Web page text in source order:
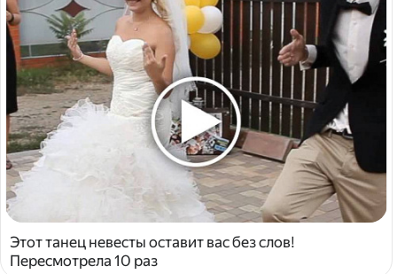
Этот танец невесты оставит вас без слов!
Пересмотрела 10 раз